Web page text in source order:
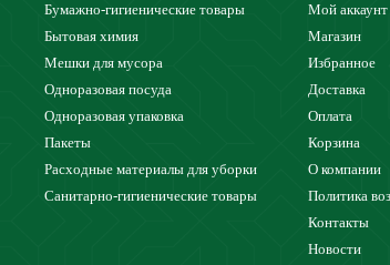
Бумажно-гигиенические товары
Бытовая химия
Мешки для мусора
Одноразовая посуда
Одноразовая упаковка
Пакеты
Расходные материалы для уборки
Санитарно-гигиенические товары
Мой аккаунт
Магазин
Избранное
Доставка
Оплата
Корзина
О компании
Политика
Контакты
Новости